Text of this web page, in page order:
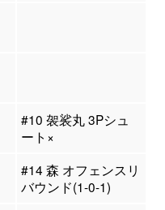
#10 袈裟丸 3Pシュ
ート×
#14 森 オフェンスリ
バウンド(1-0-1)